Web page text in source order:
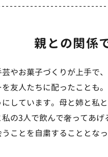
親との関係
やお菓子づくりが上手で
を友人たちに配ったことも
にしています。母と姉と私
私の3人で飲んで奢ってあ
うことを自粛することとな